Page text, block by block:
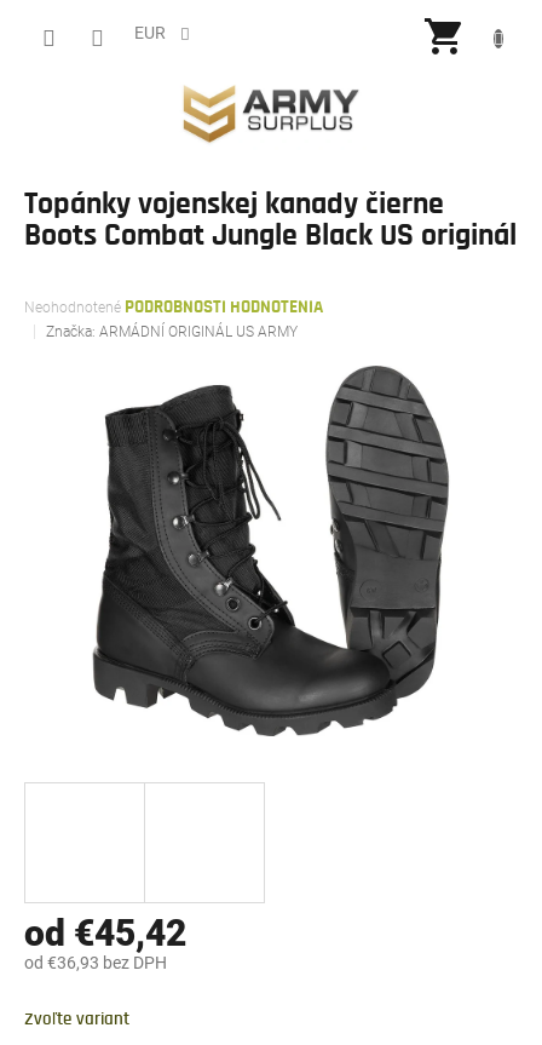
EUR
Topánky vojenskej kanady čierne
Boots Combat Jungle Black US originál
Priemerné
hodnotenie
produktu
Neohodnotené PODROBNOSTI HODNOTENIA
Značka: ARMÁDNÍ ORIGINÁL US ARMY
od €45,42
od €36,93 bez DPH
cena:
Zvoľte variant